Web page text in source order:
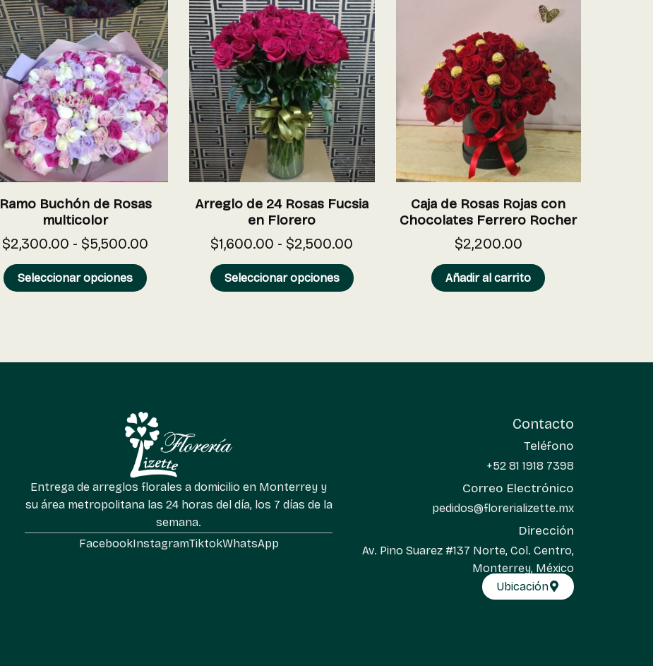
Ramo Buchón de Rosas
multicolor
$2,300.00 - $5,500.00
Seleccionar opciones
Arreglo de 24 Rosas Fucsia
en Florero
$1,600.00 - $2,500.00
Seleccionar opciones
Caja de Rosas Rojas con
Chocolates Ferrero Rocher
$2,200.00
Añadir al carrito
Entrega de arreglos florales a domicilio en Monterrey y
su área metropolitana las 24 horas del día, los 7 días de la
semana.
FacebookInstagramTiktokWhatsApp
Contacto
Teléfono
+52 81 1918 7398
Correo Electrónico
pedidos@florerializette.mx
Dirección
Av. Pino Suarez #137 Norte, Col. Centro,
Monterrey, México
Ubicación